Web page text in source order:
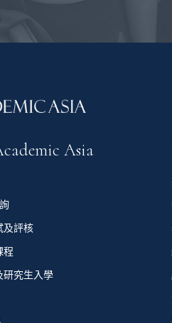
Asia
及評核
程
研究生入學